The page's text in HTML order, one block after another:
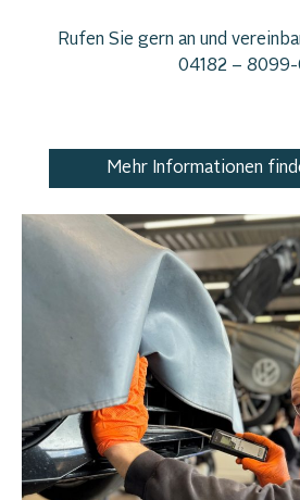
Rufen Sie gern an und
04182 – 8099-
Mehr Informationen